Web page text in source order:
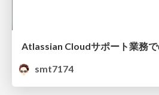
smt7174